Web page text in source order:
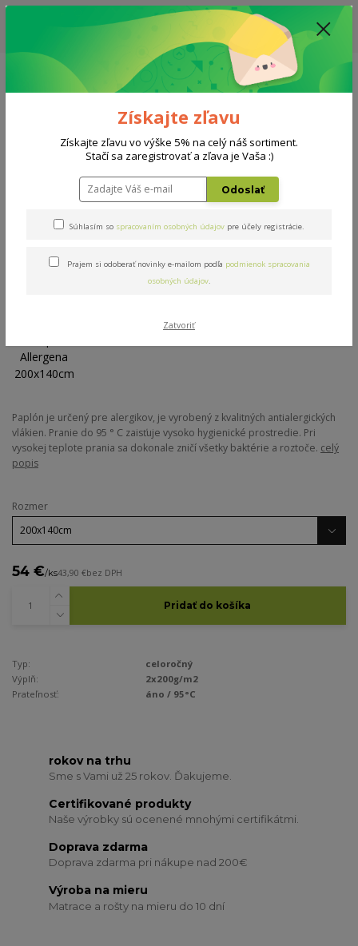
ZĽAVA: VŠETKY VYSTAVENÉ POSTELE ZA 400€ - CENA MATRACU A ROŠTU
PODĽA VÝBERU / DODACIA LEHOTA JE AKTUÁLNE 10-15 PRACOVNÝCH
Menu
0908 777 700 Po-So: 10-18 hod.
0
Doplnky Paplón Allergena 200x140cm
Paplón Allergena 200x140cm
Paplón je určený pre alergikov, je vyrobený z kvalitných antialergických
vlákien. Pranie do 95 ° C zaisťuje vysoko hygienické prostredie. Pri
vysokej teplote prania sa dokonale zničí všetky baktérie a roztoče. celý
popis
Rozmer
54 €/ks43,90 €bez DPH
Pridať do košíka
Typ:
celoročný
Výplň:
2x200g/m2
Prateľnosť:
áno / 95°C
rokov na trhu
Sme s Vami už 25 rokov. Ďakujeme.
Certifikované produkty
Naše výrobky sú ocenené mnohými certifikátmi.
Doprava zdarma
Doprava zdarma pri nákupe nad 200€
Výroba na mieru
Matrace a rošty na mieru do 10 dní
Získajte zľavu
Získajte zľavu vo výške 5% na celý náš sortiment.
Stačí sa zaregistrovať a zľava je Vaša :)
Odoslať
Súhlasím so spracovaním osobných údajov pre účely registrácie.
Prajem si odoberať novinky e-mailom podľa podmienok spracovania
osobných údajov.
Zatvoriť